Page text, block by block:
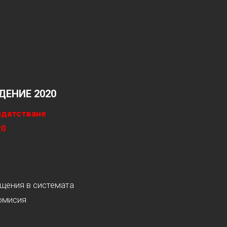
2020
в системата